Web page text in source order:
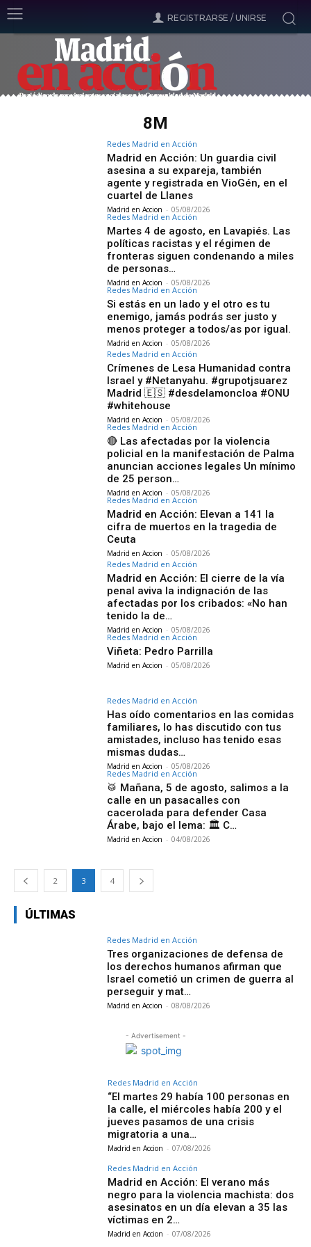
REGISTRARSE / UNIRSE
8M
Redes Madrid en Acción
Madrid en Acción: Un guardia civil
asesina a su expareja, también
agente y registrada en VioGén, en el
cuartel de Llanes
Madrid en Accion - 05/08/2026
Redes Madrid en Acción
Martes 4 de agosto, en Lavapiés. Las
políticas racistas y el régimen de
fronteras siguen condenando a miles
de personas…
Madrid en Accion - 05/08/2026
Redes Madrid en Acción
Si estás en un lado y el otro es tu
enemigo, jamás podrás ser justo y
menos proteger a todos/as por igual.
Madrid en Accion - 05/08/2026
Redes Madrid en Acción
Crímenes de Lesa Humanidad contra
Israel y #Netanyahu. #grupotjsuarez
Madrid 🇪🇸 #desdelamoncloa #ONU
#whitehouse
Madrid en Accion - 05/08/2026
Redes Madrid en Acción
🔴 Las afectadas por la violencia
policial en la manifestación de Palma
anuncian acciones legales Un mínimo
de 25 person…
Madrid en Accion - 05/08/2026
Redes Madrid en Acción
Madrid en Acción: Elevan a 141 la
cifra de muertos en la tragedia de
Ceuta
Madrid en Accion - 05/08/2026
Redes Madrid en Acción
Madrid en Acción: El cierre de la vía
penal aviva la indignación de las
afectadas por los cribados: «No han
tenido la de…
Madrid en Accion - 05/08/2026
Redes Madrid en Acción
Viñeta: Pedro Parrilla
Madrid en Accion - 05/08/2026
Redes Madrid en Acción
Has oído comentarios en las comidas
familiares, lo has discutido con tus
amistades, incluso has tenido esas
mismas dudas…
Madrid en Accion - 05/08/2026
Redes Madrid en Acción
🥁 Mañana, 5 de agosto, salimos a la
calle en un pasacalles con
cacerolada para defender Casa
Árabe, bajo el lema: 🏛️ C…
Madrid en Accion - 04/08/2026
2 3 4
ÚLTIMAS
Redes Madrid en Acción
Tres organizaciones de defensa de
los derechos humanos afirman que
Israel cometió un crimen de guerra al
perseguir y mat…
Madrid en Accion - 08/08/2026
- Advertisement -
Redes Madrid en Acción
“El martes 29 había 100 personas en
la calle, el miércoles había 200 y el
jueves pasamos de una crisis
migratoria a una…
Madrid en Accion - 07/08/2026
Redes Madrid en Acción
Madrid en Acción: El verano más
negro para la violencia machista: dos
asesinatos en un día elevan a 35 las
víctimas en 2…
Madrid en Accion - 07/08/2026